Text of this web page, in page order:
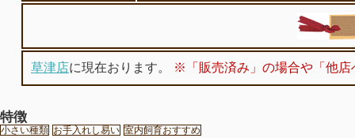
草津店に現在おります。 ※「販売済み」の場合や「他店
特徴
小さい種類 お手入れし易い 室内飼育おすすめ